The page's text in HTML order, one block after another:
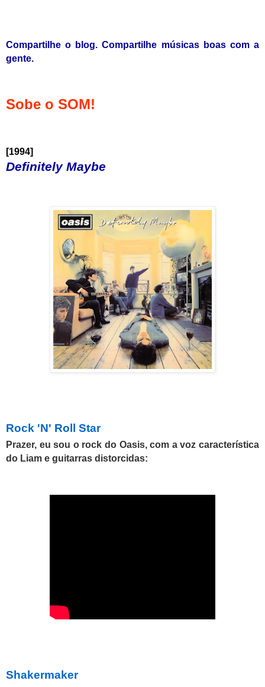
Compartilhe o blog. Compartilhe músicas boas com a
gente.
Sobe o SOM!
[1994]
Definitely Maybe
Rock 'N' Roll Star
Prazer, eu sou o rock do Oasis, com a voz característica
do Liam e guitarras distorcidas:
Shakermaker